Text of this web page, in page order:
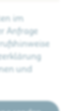
im
Anfrage
und